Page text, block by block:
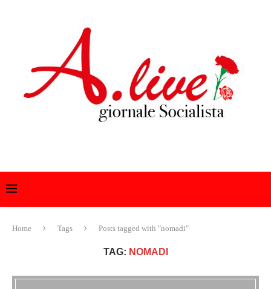
Home Tags Posts tagged with "nomadi"
TAG: NOMADI